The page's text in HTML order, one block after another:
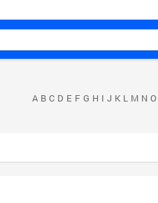
A B C D E F G H I J K L M N O